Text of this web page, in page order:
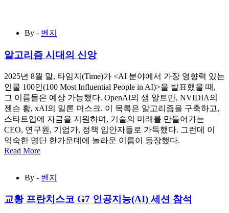
By - 벤지
알고리즘 시대의 신앙
2025년 8월 말, 타임지(Time)가 <AI 분야에서 가장 영향력 있는
인물 100인(100 Most Influential People in AI)>을 발표했을 때,
그 이름들은 예상 가능했다. OpenAI의 샘 알트만, NVIDIA의
젠슨 황, xAI의 일론 머스크. 이 목록은 알고리즘을 구축하고,
스타트업에 자금을 지원하며, 기술의 미래를 만들어가는
CEO, 연구원, 기업가, 정책 입안자들로 가득했다. 그런데 이
익숙한 명단 한가운데에 놀라운 이름이 등장했다.
Read More
By - 벤지
교황 프란치스코 G7 인공지능(AI) 세션 참석